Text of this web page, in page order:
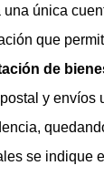
una única
que
de
y envíos
se indique